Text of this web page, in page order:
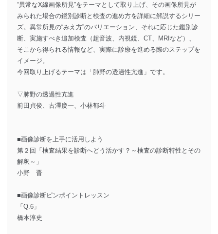
“異常なX線画像所見”をテーマとして取り上げ、その画像所見が
みられた場合の鑑別診断と検査の進め方を詳細に解説するシリー
ズ。異常所見の“みえ方”のバリエーション、それに応じた鑑別診
断、実施すべき追加検査（超音波、内視鏡、CT、MRIなど）、
そこから得られる情報など、実際に診療を進める際のステップを
イメージ。
今回取り上げるテーマは「肺野の透過性亢進」です。
▽肺野の透過性亢進
前田貞俊、古澤慶一、小林郁斗
■画像診断を上手に活用しよう
第２回「検査結果を診断へどう活かす？～検査の診断特性とその
解釈～」
小野 晋
■画像診断ピンポイントレッスン
「Q.6」
橋本淳史